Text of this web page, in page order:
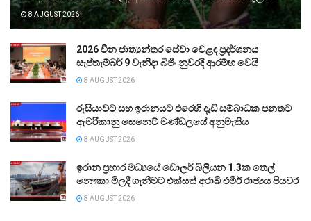
8 AUGUST 2026
2026 චීන ජාත්‍යන්තර සේවා වෙළඳ ප්‍රදර්ශනය
සැප්තැම්බර් 9 වැනිදා බීජිං නුවරදී ආරම්භ වෙයි
8 AUGUST 2026
රුසියාවට සහ ඉරානයට එරෙහි දැඩි සම්බාධක පනතට
ඇමරිකානු සෙනෙට් මණ්ඩලයේ අනුමැතිය
8 AUGUST 2026
ඉරාන ප්‍රහාර මධ්‍යයේ ඩොලර් බිලියන 1.3ක තෙල්
නෞකා මිලදී ගැනීමට එක්සත් අරාබි එමීර් රාජ්‍යය පියවර
8 AUGUST 2026